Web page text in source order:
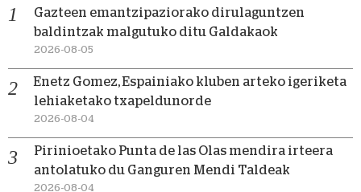
Gazteen emantzipaziorako dirulaguntzen
baldintzak malgutuko ditu Galdakaok
2026-08-05
Enetz Gomez, Espainiako kluben arteko igeriketa
lehiaketako txapeldunorde
2026-08-04
Pirinioetako Punta de las Olas mendira irteera
antolatuko du Ganguren Mendi Taldeak
2026-08-04